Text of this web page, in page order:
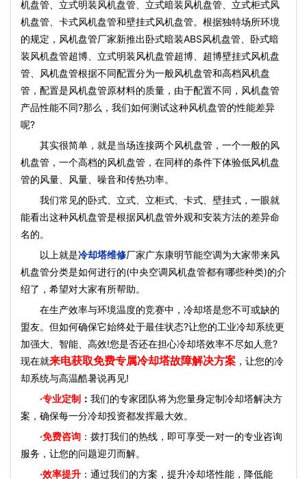
机盘管、立式明装风机盘管、立式暗装风机盘管、立式柜式风
机盘管、卡式风机盘管和壁挂式风机盘管。根据独特场所环境
的规定，风机盘管厂家新推出卧式暗装ABS风机盘管、卧式暗
装风机盘管超博、立式明装风机盘管超博、超博壁挂式风机盘
管、风机盘管根据不同配置分为一般风机盘管和高档风机盘
管，配置是风机盘管原材料的质量，由于配置不同，风机盘管
产品性能不同?那么，我们如何测试这种风机盘管的性能差异
呢?
其实很简单，就是当场连接两个风机盘管，一个一般的风
机盘管，一个高档的风机盘管，在同样的条件下体验低风机盘
管的风量、风量、噪音和传热功率。
我们常见的卧式、立式、立柜式、卡式、壁挂式，一眼就
能看出这种风机盘管是根据风机盘管外观和安装方法的差异命
名的。
以上就是冷却塔维修厂家广东康明节能空调为大家带来风
机盘管分类是如何进行的(中央空调风机盘管都有哪些种类)的介
绍了，希望对大家有所帮助。
在生产效率与环境温度的竞赛中，冷却塔是您不可或缺的
盟友。但如何确保它始终处于最佳状态?让您的工业冷却系统更
加强大、智能、高效!您是否还在担心冷却塔效率不尽如人意?
现在就来电获取免费专属冷却塔故障解决方案 ，让您的冷
却系统与高温酷暑说再见!
·专业定制 ： 我们的专家团队将为您量身定制冷却塔解决方
案，确保每一分冷却投资都发挥最大效。
·免费咨询 ：拨打我们的热线，即可享受一对一的专业咨询
服务，让您的问题迎刃而解。
·效率提升 ：通过我们的方案，提升冷却塔性能，降低能